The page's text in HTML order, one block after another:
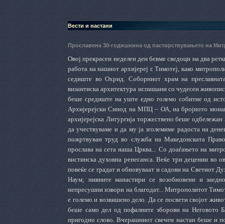
Вести и настани
Прославена 30-годишнина од пастирствувањето на
Овој прекрасен неделен ден бевме сведоци на два
работа на нашиот архиjереј г. Тимотеј, како
седиште во Охрид.Соборниот храм на
византиска архитектура испишани со чудесен
беше средиште на уште едно големо собитие од
Архијерејски Синод на МПЦ – ОА, на бројното
архијерејска Литургија торжествено беше
да учествуваме и да му ја зголемиме радоста на
пожртвуван труд во служба на Македонската
прослава на сета наша Црква... Со доаѓањето на
вистинска духовна ренесанса. Веќе три децении во
повеќе се градат и обновуваат и садови на Светиот
Наум; нивните манастири се возобновени и
непресушни извори на благодат... Митрополитот
е големо и возвишено дело. Да се посвети својот
беше само дел од пофалните зборови на Неговото
пригодно слово. Вчерашниот свечен настан беше и